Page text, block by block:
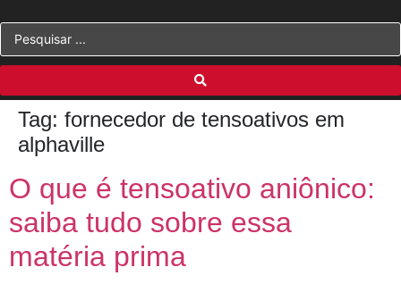
Tag: fornecedor de tensoativos em
alphaville
O que é tensoativo aniônico:
saiba tudo sobre essa
matéria prima